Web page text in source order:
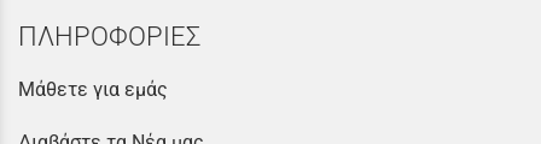
ΠΛΗΡΟΦΟΡΙΕΣ
Μάθετε για εμάς